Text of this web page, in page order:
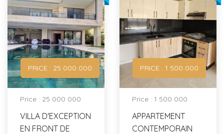
PRICE : ‪25 000 000
Price : ‪25 000 000
VILLA D'EXCEPTION
EN FRONT DE
PRICE : ‪1 500 000
Price : ‪1 500 000
APPARTEMENT
CONTEMPORAIN